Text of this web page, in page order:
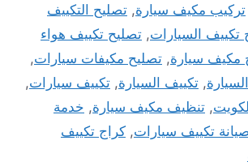
تركيب مكيف سيارة, تصليح التكييف
تكييف السيارات, تصليح تكييف هواء
مكيف سيارة, تصليح مكيفات سيارات,
, تكييف السيارة, تكييف سيارات,
, تنظيف مكيف سيارة, خدمة
تكييف سيارات, كراج تكييف